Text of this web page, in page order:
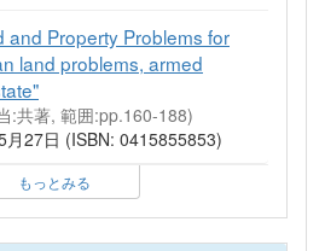
and Property Problems for
land problems, armed
:共著, 範囲:pp.160-188)
27日 (ISBN: 0415855853)
もっとみる